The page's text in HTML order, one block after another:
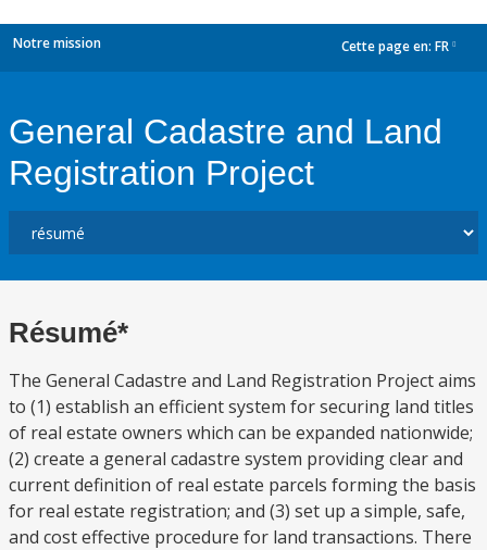
Notre mission Cette page en: FR
General Cadastre and Land
Registration Project
Résumé*
The General Cadastre and Land Registration Project aims
to (1) establish an efficient system for securing land titles
of real estate owners which can be expanded nationwide;
(2) create a general cadastre system providing clear and
current definition of real estate parcels forming the basis
for real estate registration; and (3) set up a simple, safe,
and cost effective procedure for land transactions. There